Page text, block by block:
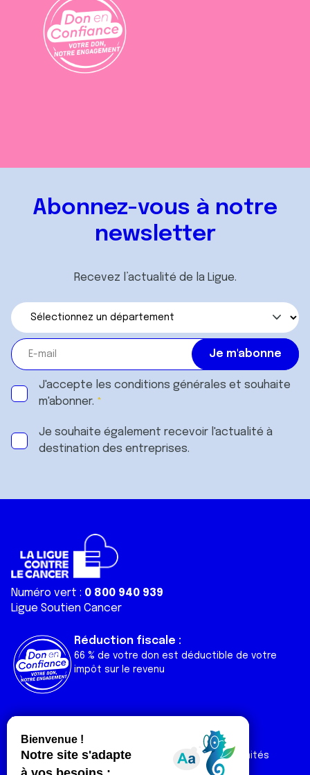
Abonnez-vous à notre
newsletter
Recevez l’actualité de la Ligue.
J'accepte les conditions générales et souhaite
m'abonner.
Je souhaite également recevoir l'actualité à
destination des entreprises.
Numéro vert : 0 800 940 939
Ligue Soutien Cancer
Réduction fiscale :
66 % de votre don est déductible de votre
impôt sur le revenu
Liens utiles
Nos actualités
Nos publications
Contact
Espace Ligue & comités
Espace chercheur